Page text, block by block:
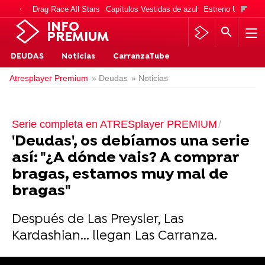
Drag Race All Stars Capítulos Vestidas de azul Estreno Una
INFO
PREMIUM
DEUDAS Noticias CarranzaTube
Atresplayer Premium » Deudas » Noticias
Serie completa en ATRESplayer PREMIUM
'Deudas', os debíamos una serie
así: "¿A dónde vais? A comprar
bragas, estamos muy mal de
bragas"
Después de Las Preysler, Las
Kardashian... llegan Las Carranza.